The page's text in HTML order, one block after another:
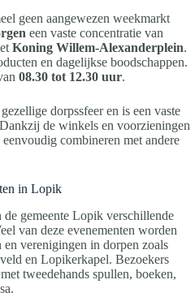
geen aangewezen weekmarkt
een vaste concentratie van
Koning Willem-Alexanderplein.
en dagelijkse boodschappen.
08.30 tot 12.30 uur.
dorpssfeer en is een vaste
de winkels en voorzieningen
combineren met andere
in Lopik
gemeente Lopik verschillende
van deze evenementen worden
verenigingen in dorpen zoals
en Lopikerkapel. Bezoekers
tweedehands spullen, boeken,